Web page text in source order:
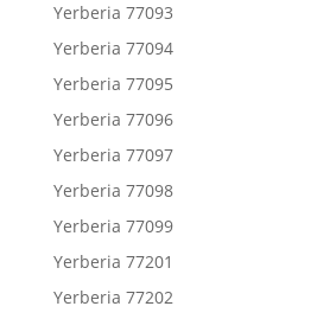
Yerberia 77093
Yerberia 77094
Yerberia 77095
Yerberia 77096
Yerberia 77097
Yerberia 77098
Yerberia 77099
Yerberia 77201
Yerberia 77202